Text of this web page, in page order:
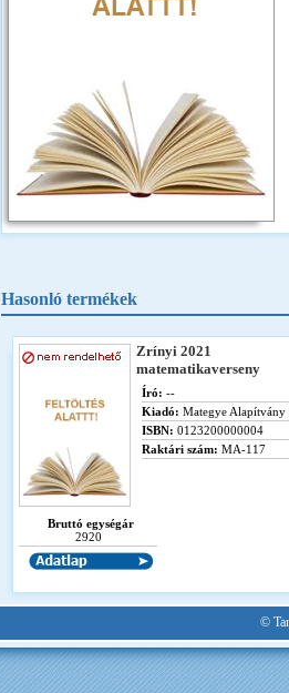
Hasonló termékek
Zrínyi 2021
matematikaverseny
Író: --
Kiadó: Mategye Alapítvány
ISBN: 0123200000004
Raktári szám: MA-117
Bruttó egységár
2920
©